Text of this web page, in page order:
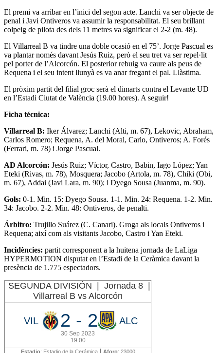
El premi va arribar en l’inici del segon acte. Lanchi va ser objecte de
penal i Javi Ontiveros va assumir la responsabilitat. El seu brillant
colpeig de pilota des dels 11 metres va significar el 2-2 (m. 48).
El Villarreal B va tindre una doble ocasió en el 75’. Jorge Pascual es
va plantar només davant Jesús Ruiz, però el seu tret va ser repel·lit
pel porter de l’Alcorcón. El posterior rebuig va caure als peus de
Requena i el seu intent llunyà es va anar fregant el pal. Llàstima.
El pròxim partit del filial groc serà el dimarts contra el Levante UD
en l’Estadi Ciutat de València (19.00 hores). A seguir!
Ficha técnica:
Villarreal B: Iker Álvarez; Lanchi (Alti, m. 67), Lekovic, Abraham,
Carlos Romero; Requena, A. del Moral, Carlo, Ontiveros; A. Forés
(Ferrari, m. 78) i Jorge Pascual.
AD Alcorcón: Jesús Ruiz; Víctor, Castro, Babin, Iago López; Yan
Eteki (Rivas, m. 78), Mosquera; Jacobo (Artola, m. 78), Chiki (Obi,
m. 67), Addai (Javi Lara, m. 90); i Dyego Sousa (Juanma, m. 90).
Gols: 0-1. Min. 15: Dyego Sousa. 1-1. Min. 24: Requena. 1-2. Min.
34: Jacobo. 2-2. Min. 48: Ontiveros, de penalti.
Árbitro: Trujillo Suárez (C. Canari). Groga als locals Ontiveros i
Requena; així com als visitants Jacobo, Castro i Yan Eteki.
Incidències: partit corresponent a la huitena jornada de LaLiga
HYPERMOTION disputat en l’Estadi de la Ceràmica davant la
presència de 1.775 espectadors.